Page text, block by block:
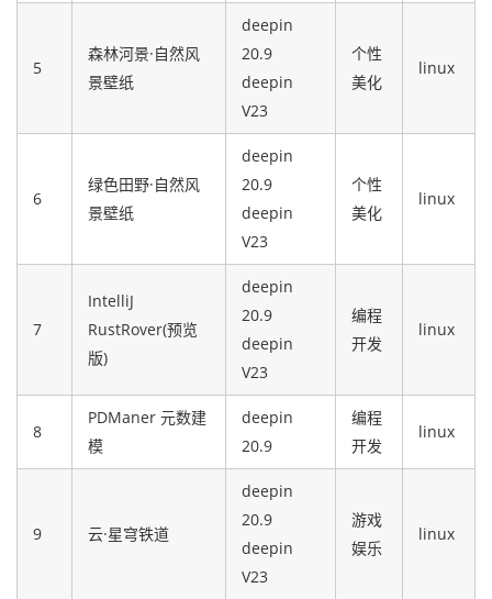
5
森林河景·自然风
景壁纸
deepin
20.9
deepin
V23
个性
美化
linux
6
绿色田野·自然风
景壁纸
deepin
20.9
deepin
V23
个性
美化
linux
7
IntelliJ
RustRover(预览
版)
deepin
20.9
deepin
V23
编程
开发
linux
8
PDManer 元数建
模
deepin
20.9
编程
开发
linux
9 云·星穹铁道
deepin
20.9
deepin
V23
游戏
娱乐
linux